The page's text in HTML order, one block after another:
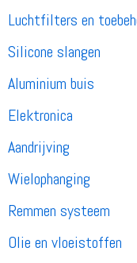
Luchtfilters en
Silicone slangen
Aluminium buis
Elektronica
Aandrijving
Wielophanging
Remmen systeem
Olie en vloeistoffen